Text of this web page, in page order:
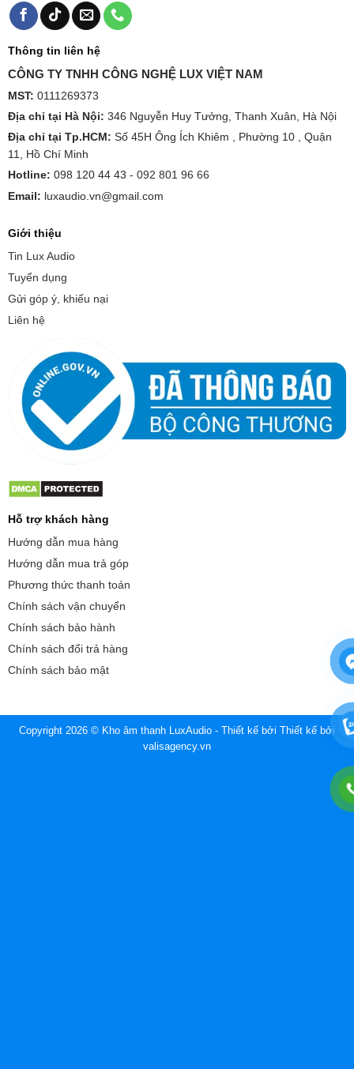
Thông tin liên hệ
CÔNG TY TNHH CÔNG NGHỆ LUX VIỆT NAM
MST: 0111269373
Địa chỉ tại Hà Nội: 346 Nguyễn Huy Tưởng, Thanh Xuân, Hà Nội
Địa chỉ tại Tp.HCM: Số 45H Ông Ích Khiêm , Phường 10 , Quận
11, Hồ Chí Minh
Hotline: 098 120 44 43 - 092 801 96 66
Email: luxaudio.vn@gmail.com
Giới thiệu
Tin Lux Audio
Tuyển dụng
Gửi góp ý, khiếu nại
Liên hệ
Hỗ trợ khách hàng
Hướng dẫn mua hàng
Hướng dẫn mua trả góp
Phương thức thanh toán
Chính sách vận chuyển
Chính sách bảo hành
Chính sách đổi trả hàng
Chính sách bảo mật
Copyright 2026 © Kho âm thanh LuxAudio - Thiết kế bởi Thiết kế bởi
valisagency.vn